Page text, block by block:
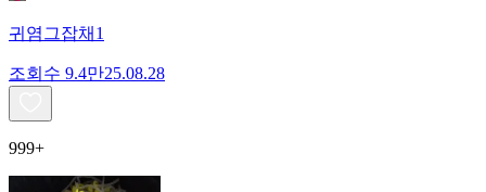
귀염그잡채1
조회수 9.4만25.08.28
999+